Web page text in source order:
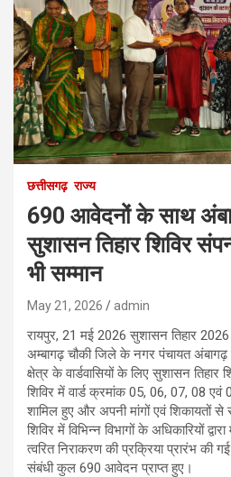
छत्तीसगढ़ राज्य
690 आवेदनों के साथ
सुशासन तिहार शिविर
भी सम्मान
May 21, 2026 admin
रायपुर, 21 मई 2026 सुशासन तिहार
अम्बागढ़ चौकी जिले के नगर पंचायत
क्षेत्र के वार्डवासियों के लिए सुशासन तिहार
शिविर में वार्ड क्रमांक 05, 06, 07, 08
शामिल हुए और अपनी मांगों एवं शिकायतों
शिविर में विभिन्न विभागों के अधिकारियों
त्वरित निराकरण की प्रक्रिया प्रारंभ की
संबंधी कुल 690 आवेदन प्राप्त हुए।